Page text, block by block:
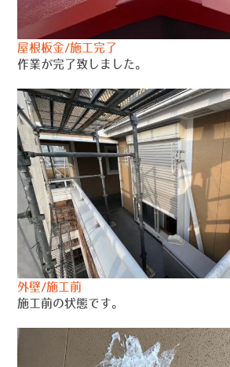
屋根板金/施工完了
作業が完了致しました。
外壁/施工前
施工前の状態です。